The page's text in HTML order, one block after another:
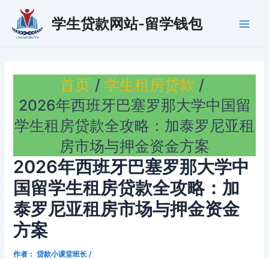
学生贷款网站-留学钱包
首页
学生租房贷款
2026年西班牙巴塞罗那大学中国留
学生租房贷款全攻略：加泰罗尼亚租
房市场与押金资金方案
2026年西班牙巴塞罗那大学中
国留学生租房贷款全攻略：加
泰罗尼亚租房市场与押金资金
方案
作者： 贷款小课堂班长 /